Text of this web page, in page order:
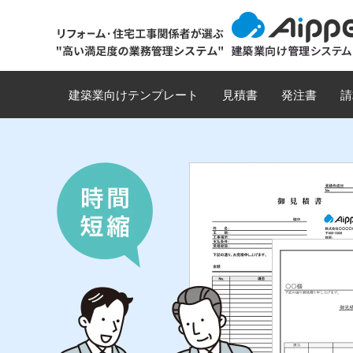
建築業向けテンプレート 見積書 発注書